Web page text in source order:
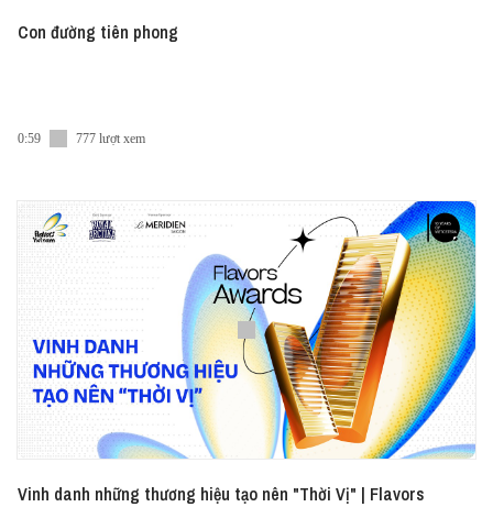
Con đường tiên phong
0:59 777 lượt xem
Vinh danh những thương hiệu tạo nên "Thời Vị" | Flavors